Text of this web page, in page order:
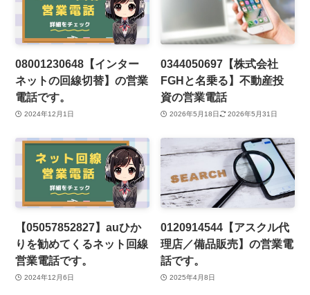
08001230648【インター
ネットの回線切替】の営業
電話です。
2024年12月1日
0344050697【株式会社
FGHと名乗る】不動産投
資の営業電話
2026年5月18日 2026年5月31日
【05057852827】auひか
りを勧めてくるネット回線
営業電話です。
2024年12月6日
0120914544【アスクル代
理店／備品販売】の営業電
話です。
2025年4月8日